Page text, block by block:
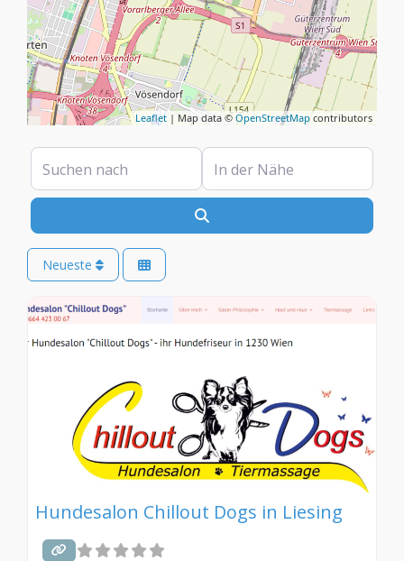
Leaflet | Map data © OpenStreetMapcontributors
Suchen nach In der Nähe
Neueste
Hundesalon Chillout Dogs in Liesing